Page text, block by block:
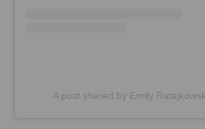
A post shared by Emily